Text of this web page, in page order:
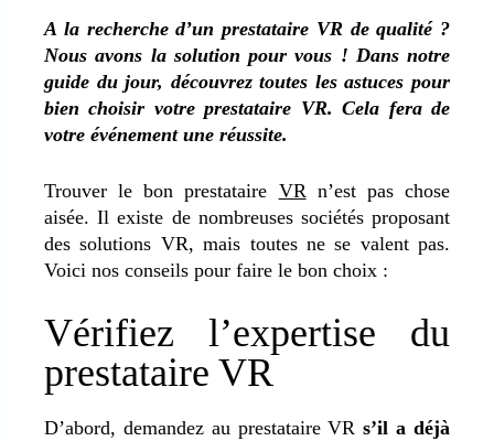
A la recherche d’un prestataire VR de qualité ?
Nous avons la solution pour vous ! Dans notre
guide du jour, découvrez toutes les astuces pour
bien choisir votre prestataire VR. Cela fera de
votre événement une réussite.
Trouver le bon prestataire VR n’est pas chose
aisée. Il existe de nombreuses sociétés proposant
des solutions VR, mais toutes ne se valent pas.
Voici nos conseils pour faire le bon choix :
Vérifiez l’expertise du
prestataire VR
D’abord, demandez au prestataire VRs’il a déjà